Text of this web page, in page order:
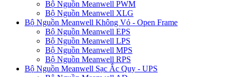
Bộ Nguồn Meanwell PWM
Bộ Nguồn Meanwell XLG
Bộ Nguồn Meanwell Không Vỏ - Open Frame
Bộ Nguồn Meanwell EPS
Bộ Nguồn Meanwell LPS
Bộ Nguồn Meanwell MPS
Bộ Nguồn Meanwell RPS
Bộ Nguồn Meanwell Sạc Ắc Quy - UPS